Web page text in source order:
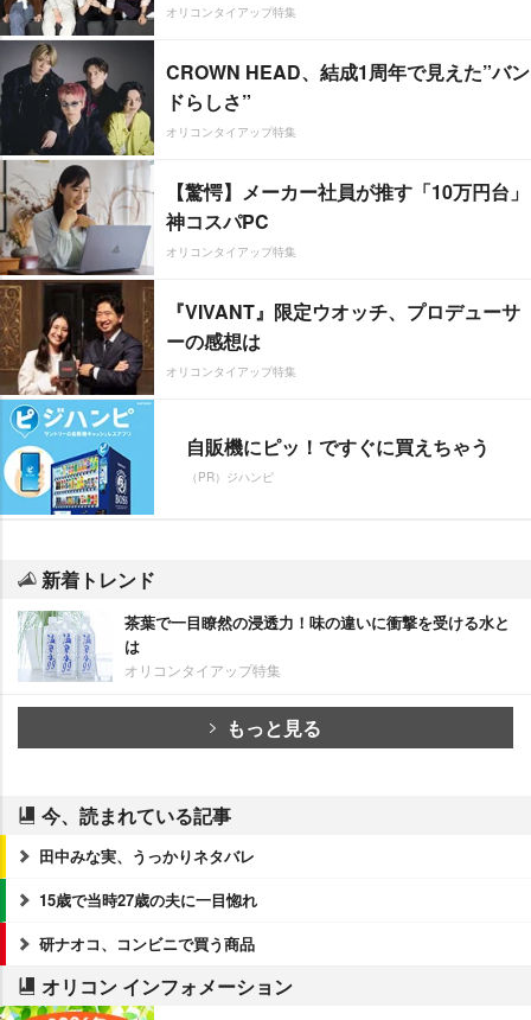
オリコンタイアップ特集
CROWN HEAD、結成1周年で見えた”バン
ドらしさ”
オリコンタイアップ特集
【驚愕】メーカー社員が推す「10万円台」
神コスパPC
オリコンタイアップ特集
『VIVANT』限定ウオッチ、プロデューサ
ーの感想は
オリコンタイアップ特集
自販機にピッ！ですぐに買えちゃう
（PR）ジハンピ
新着トレンド
茶葉で一目瞭然の浸透力！味の違いに衝撃を受ける水と
は
オリコンタイアップ特集
もっと見る
今、読まれている記事
田中みな実、うっかりネタバレ
15歳で当時27歳の夫に一目惚れ
研ナオコ、コンビニで買う商品
オリコン インフォメーション